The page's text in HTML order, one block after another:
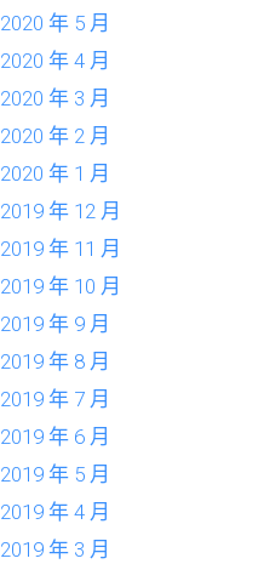
2020 年 5 月
2020 年 4 月
2020 年 3 月
2020 年 2 月
2020 年 1 月
2019 年 12 月
2019 年 11 月
2019 年 10 月
2019 年 9 月
2019 年 8 月
2019 年 7 月
2019 年 6 月
2019 年 5 月
2019 年 4 月
2019 年 3 月